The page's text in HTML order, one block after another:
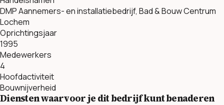
DMP Aannemers- en installatiebedrijf, Bad & Bouw Centrum
Lochem
Oprichtingsjaar
1995
Medewerkers
4
Hoofdactiviteit
Bouwnijverheid
Diensten waarvoor je dit bedrijf kunt benaderen